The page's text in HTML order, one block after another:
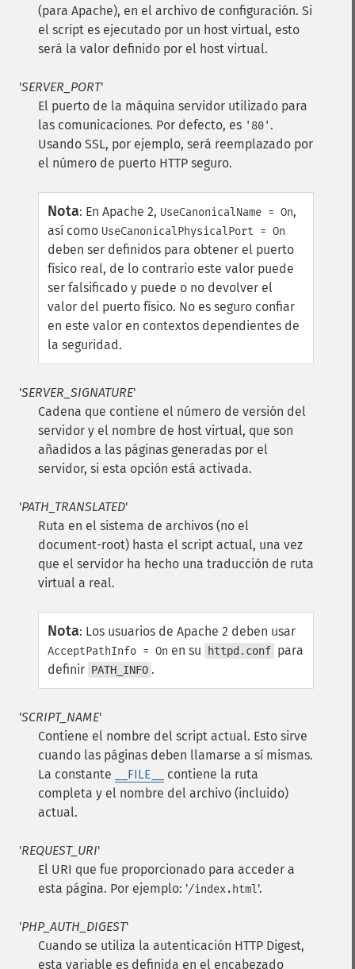
(para Apache), en el archivo de configuración. Si
el script es ejecutado por un host virtual, esto
será la valor definido por el host virtual.
'SERVER_PORT'
El puerto de la máquina servidor utilizado para
las comunicaciones. Por defecto, es '80' .
Usando SSL, por ejemplo, será reemplazado por
el número de puerto HTTP seguro.
Nota: En Apache 2, UseCanonicalName = On,
así como UseCanonicalPhysicalPort = On
deben ser definidos para obtener el puerto
físico real, de lo contrario este valor puede
ser falsificado y puede o no devolver el
valor del puerto físico. No es seguro confiar
en este valor en contextos dependientes de
la seguridad.
'SERVER_SIGNATURE'
Cadena que contiene el número de versión del
servidor y el nombre de host virtual, que son
añadidos a las páginas generadas por el
servidor, si esta opción está activada.
'PATH_TRANSLATED'
Ruta en el sistema de archivos (no el
document-root) hasta el script actual, una vez
que el servidor ha hecho una traducción de ruta
virtual a real.
Nota: Los usuarios de Apache 2 deben usar
AcceptPathInfo = On en su httpd.conf para
definir PATH_INFO .
'SCRIPT_NAME'
Contiene el nombre del script actual. Esto sirve
cuando las páginas deben llamarse a sí mismas.
La constante
__FILE__
contiene la ruta
completa y el nombre del archivo (incluido)
actual.
'REQUEST_URI'
El URI que fue proporcionado para acceder a
esta página. Por ejemplo: '/index.html'.
'PHP_AUTH_DIGEST'
Cuando se utiliza la autenticación HTTP Digest,
esta variable es definida en el encabezado